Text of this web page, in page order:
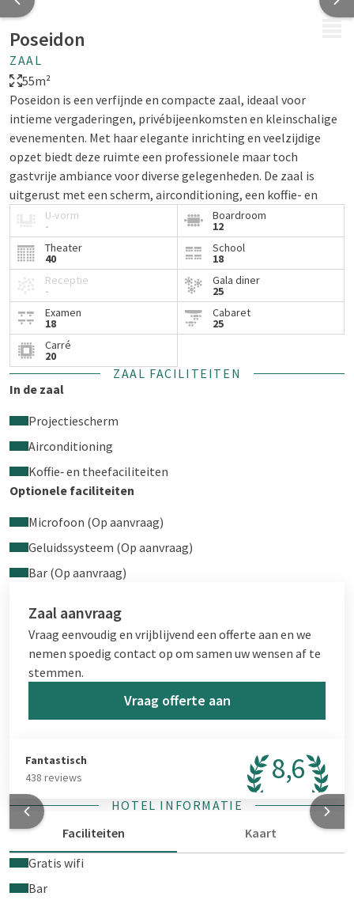
Poseidon
ZAAL
55m²
Poseidon is een verfijnde en compacte zaal, ideaal voor
intieme vergaderingen, privébijeenkomsten en kleinschalige
evenementen. Met haar elegante inrichting en veelzijdige
opzet biedt deze ruimte een professionele maar toch
gastvrije ambiance voor diverse gelegenheden. De zaal is
uitgerust met een scherm, airconditioning, een koffie- en
theestation en een koelkast gevuld met drankjes, zodat elk
detail perfect is geregeld voor een soepel en onvergetelijk
evenement.
Ontdek de charme en functionaliteit van deze bijzondere
ruimte bij Plaza Resort Bonaire.
U-vorm
-
Boardroom
12
Theater
40
School
18
Receptie
-
Gala diner
25
Examen
18
Cabaret
25
Carré
20
ZAAL FACILITEITEN
In de zaal
Projectiescherm
Airconditioning
Koffie‑ en theefaciliteiten
Optionele faciliteiten
Microfoon (Op aanvraag)
Geluidssysteem (Op aanvraag)
Bar (Op aanvraag)
Zaal aanvraag
Vraag eenvoudig en vrijblijvend een offerte aan en we
nemen spoedig contact op om samen uw wensen af te
stemmen.
Vraag offerte aan
8,6
Fantastisch
438 reviews
HOTEL INFORMATIE
Faciliteiten
Kaart
Gratis wifi
Bar